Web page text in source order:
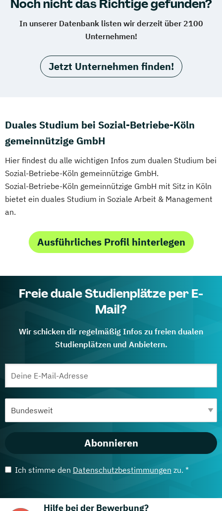
Noch nicht das Richtige gefunden?
In unserer Datenbank listen wir derzeit über 2100
Unternehmen!
Jetzt Unternehmen finden!
Duales Studium bei Sozial-Betriebe-Köln
gemeinnützige GmbH
Hier findest du alle wichtigen Infos zum dualen Studium bei
Sozial-Betriebe-Köln gemeinnützige GmbH.
Sozial-Betriebe-Köln gemeinnützige GmbH mit Sitz in Köln
bietet ein duales Studium in Soziale Arbeit & Management
an.
Ausführliches Profil hinterlegen
Freie duale Studienplätze per E-
Mail?
Wir schicken dir regelmäßig Infos zu freien dualen
Studienplätzen und Anbietern.
Abonnieren
Ich stimme den Datenschutzbestimmungen zu. *
Hilfe bei der Bewerbung?